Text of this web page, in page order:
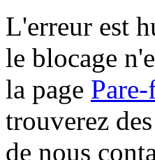
L'erreur est
le blocage
la page
trouverez
de nous